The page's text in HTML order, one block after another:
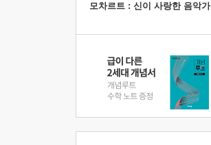
모차르트 : 신이 사랑한 음악가